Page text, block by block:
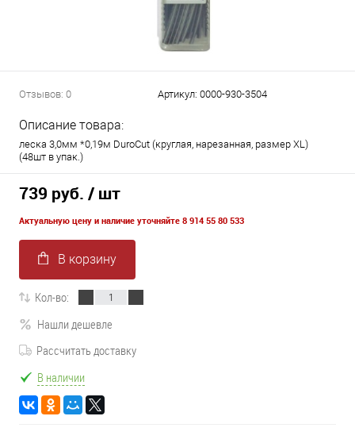
Отзывов: 0 Артикул: 0000-930-3504
Описание товара:
леска 3,0мм *0,19м DuroCut (круглая, нарезанная, размер XL)
(48шт в упак.)
739 руб. / шт
Актуальную цену и наличие уточняйте 8 914 55 80 533
В корзину
Кол-во:
Нашли дешевле
Рассчитать доставку
В наличии